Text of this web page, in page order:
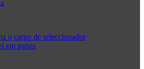
o cargo de seleccionador
em patins